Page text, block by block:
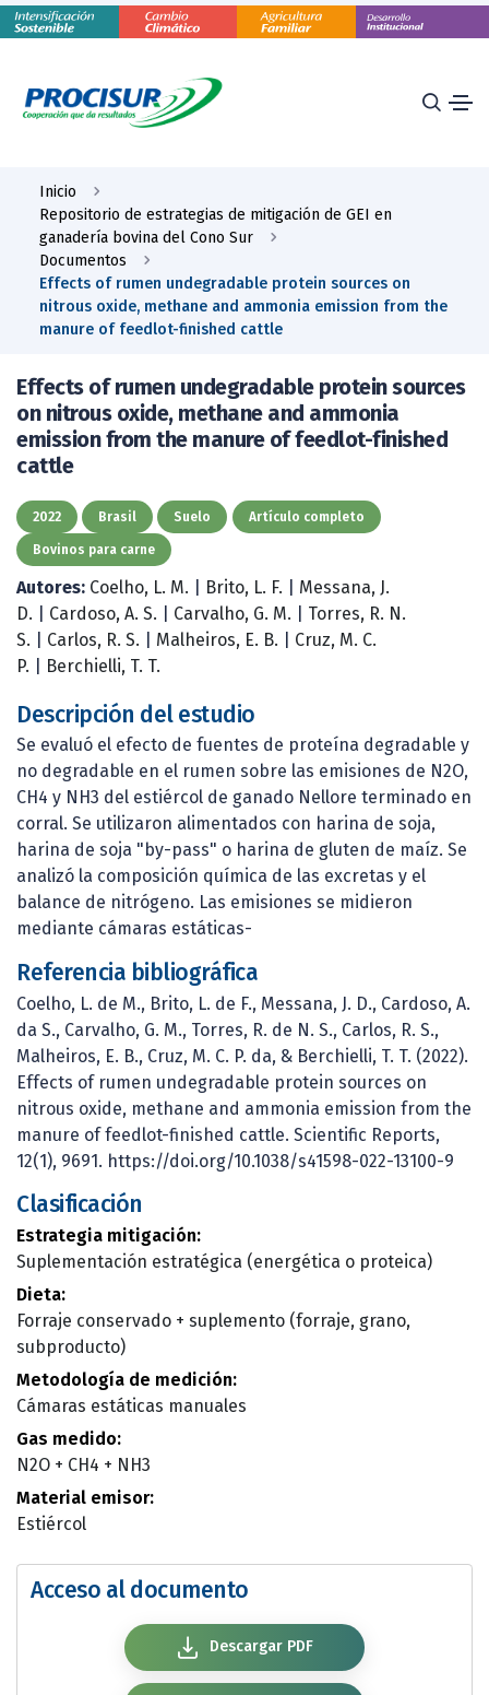
Inicio
Repositorio de estrategias de mitigación de GEI en
ganadería bovina del Cono Sur
Documentos
Effects of rumen undegradable protein sources on
nitrous oxide, methane and ammonia emission from the
manure of feedlot-finished cattle
Effects of rumen undegradable protein sources
on nitrous oxide, methane and ammonia
emission from the manure of feedlot-finished
cattle
2022 Brasil Suelo Artículo completo
Bovinos para carne
Autores: Coelho, L. M. Brito, L. F.
Messana, J.
D.
Cardoso, A. S. Carvalho, G. M.
Torres, R. N.
S.
Carlos, R. S. Malheiros, E. B.
Cruz, M. C.
P.
Berchielli, T. T.
Descripción del estudio
Se evaluó el efecto de fuentes de proteína degradable y
no degradable en el rumen sobre las emisiones de N2O,
CH4 y NH3 del estiércol de ganado Nellore terminado en
corral. Se utilizaron alimentados con harina de soja,
harina de soja "by-pass" o harina de gluten de maíz. Se
analizó la composición química de las excretas y el
balance de nitrógeno. Las emisiones se midieron
mediante cámaras estáticas-
Referencia bibliográfica
Coelho, L. de M., Brito, L. de F., Messana, J. D., Cardoso, A.
da S., Carvalho, G. M., Torres, R. de N. S., Carlos, R. S.,
Malheiros, E. B., Cruz, M. C. P. da, & Berchielli, T. T. (2022).
Effects of rumen undegradable protein sources on
nitrous oxide, methane and ammonia emission from the
manure of feedlot-finished cattle. Scientific Reports,
12(1), 9691. https://doi.org/10.1038/s41598-022-13100-9
Clasificación
Estrategia mitigación:
Suplementación estratégica (energética o proteica)
Dieta:
Forraje conservado + suplemento (forraje, grano,
subproducto)
Metodología de medición:
Cámaras estáticas manuales
Gas medido:
N2O + CH4 + NH3
Material emisor:
Estiércol
Acceso al documento
Descargar PDF